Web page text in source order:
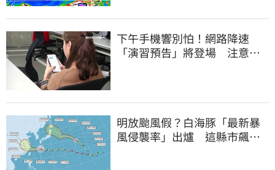
下午手機響別怕！網路降速
「演習預告」將登場 注意事
明放颱風假？白海豚「最新暴
風侵襲率」出爐 這縣市飆